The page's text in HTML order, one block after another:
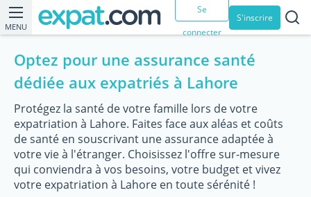
MENU
Se
connecter
S'inscrire
Optez pour une assurance santé
dédiée aux expatriés à Lahore
Protégez la santé de votre famille lors de votre
expatriation à Lahore. Faites face aux aléas et coûts
de santé en souscrivant une assurance adaptée à
votre vie à l'étranger. Choisissez l'offre sur-mesure
qui conviendra à vos besoins, votre budget et vivez
votre expatriation à Lahore en toute sérénité !